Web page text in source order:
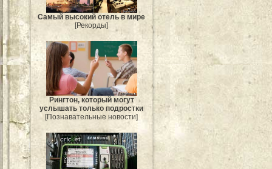
Самый высокий отель в мире
[Рекорды]
Рингтон, который могут
услышать только подростки
[Познавательные новости]